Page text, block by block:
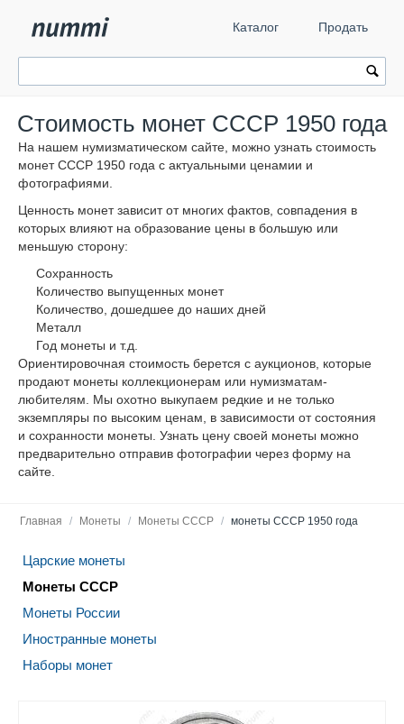
Каталог Продать
Стоимость монет СССР 1950 года
На нашем нумизматическом сайте, можно узнать стоимость
монет СССР 1950 года с актуальными ценамии и
фотографиями.
Ценность монет зависит от многих фактов, совпадения в
которых влияют на образование цены в большую или
меньшую сторону:
Сохранность
Количество выпущенных монет
Количество, дошедшее до наших дней
Металл
Год монеты и т.д.
Ориентировочная стоимость берется с аукционов, которые
продают монеты коллекционерам или нумизматам-
любителям. Мы охотно выкупаем редкие и не только
экземпляры по высоким ценам, в зависимости от состояния
и сохранности монеты. Узнать цену своей монеты можно
предварительно отправив фотографии через форму на
сайте.
Главная / Монеты / Монеты СССР / монеты СССР 1950 года
Царские монеты
Монеты СССР
Монеты России
Иностранные монеты
Наборы монет